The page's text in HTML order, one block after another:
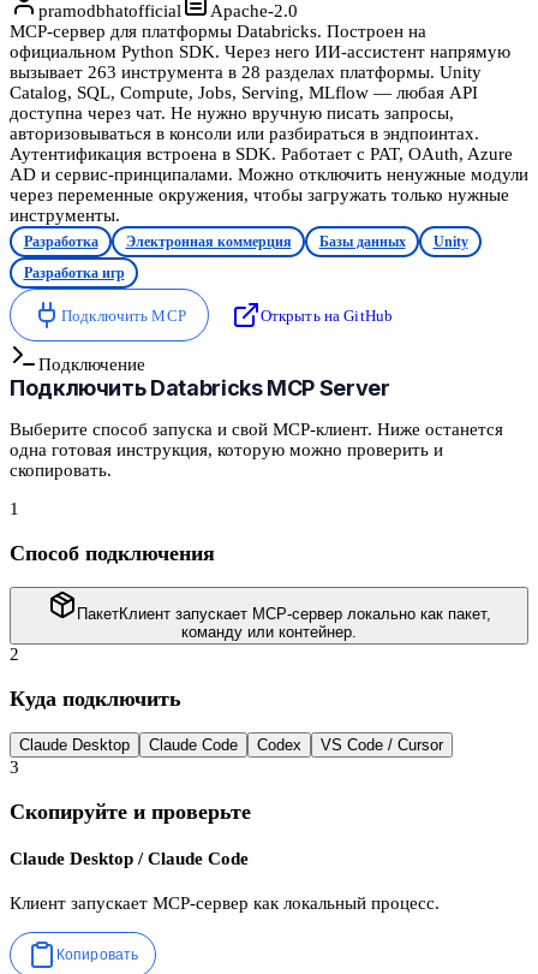
pramodbhatofficial
Apache-2.0
MCP-сервер для платформы Databricks. Построен на
официальном Python SDK. Через него ИИ-ассистент напрямую
вызывает 263 инструмента в 28 разделах платформы. Unity
Catalog, SQL, Compute, Jobs, Serving, MLflow — любая API
доступна через чат. Не нужно вручную писать запросы,
авторизовываться в консоли или разбираться в эндпоинтах.
Аутентификация встроена в SDK. Работает с PAT, OAuth, Azure
AD и сервис-принципалами. Можно отключить ненужные модули
через переменные окружения, чтобы загружать только нужные
инструменты.
Разработка Электронная коммерция Базы данных
Unity
Разработка игр
Подключить MCP Открыть на GitHub
Подключение
ПодключитьDatabricks MCP Server
Выберите способ запуска и свой MCP-клиент. Ниже останется
одна готовая инструкция, которую можно проверить и
скопировать.
1
Способ подключения
ПакетКлиент запускает MCP-сервер локально как пакет,
команду или контейнер.
2
Куда подключить
Claude Desktop Claude Code Codex VS Code / Cursor
3
Скопируйте и проверьте
Claude Desktop / Claude Code
Клиент запускает MCP-сервер как локальный процесс.
Копировать